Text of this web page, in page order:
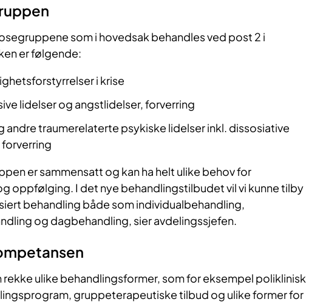
som i hovedsak behandles ved post 2 i
er følgende:
i krise
lidelser og angstlidelser, forverring
andre traumerelaterte psykiske lidelser inkl. dissosiative
forverring
er sammensatt og kan ha helt ulike behov for
oppfølging. I det nye behandlingstilbudet vil vi kunne tilby
behandling både som individualbehandling,
og dagbehandling, sier avdelingssjefen.
rekke ulike behandlingsformer, som for eksempel poliklinisk
gruppeterapeutiske tilbud og ulike former for